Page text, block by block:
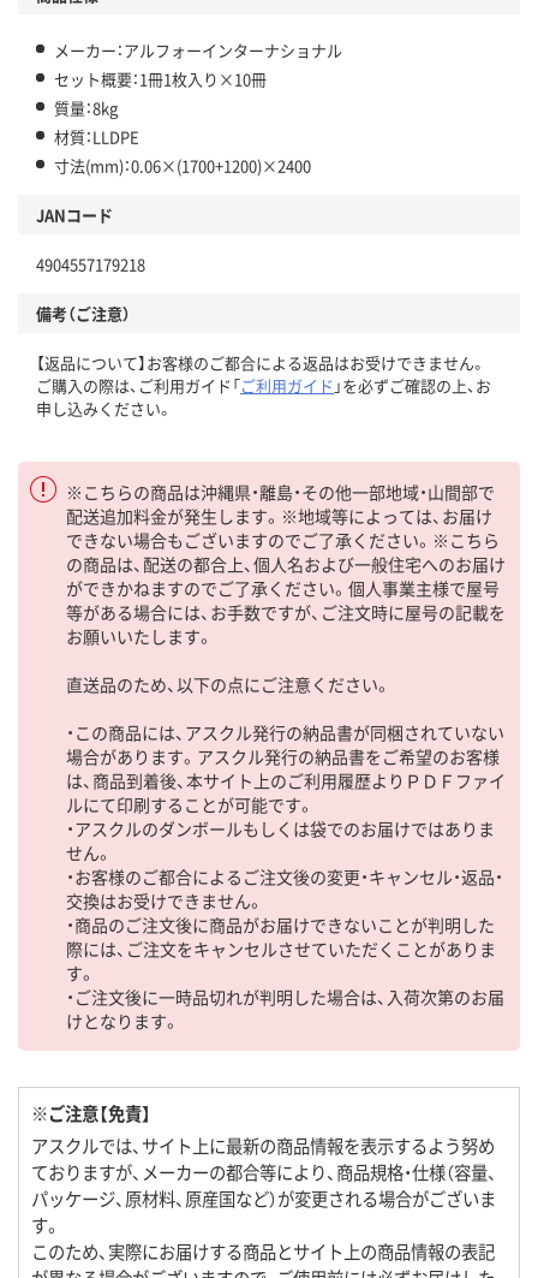
メーカー：アルフォーインターナショナル
セット概要：1冊1枚入り×10冊
質量：8kg
材質：LLDPE
寸法(mm)：0.06×(1700+1200)×2400
JANコード
4904557179218
備考（ご注意）
【返品について】お客様のご都合による返品はお受けできません。
ご購入の際は、ご利用ガイド「ご利用ガイド 」を必ずご確認の上、お
申し込みください。
※こちらの商品は沖縄県・離島・その他一部地域・山間部で
配送追加料金が発生します。※地域等によっては、お届け
できない場合もございますのでご了承ください。※こちら
の商品は、配送の都合上、個人名および一般住宅へのお届け
ができかねますのでご了承ください。個人事業主様で屋号
等がある場合には、お手数ですが、ご注文時に屋号の記載を
お願いいたします。
直送品のため、以下の点にご注意ください。
・この商品には、アスクル発行の納品書が同梱されていない
場合があります。アスクル発行の納品書をご希望のお客様
は、商品到着後、本サイト上のご利用履歴よりＰＤＦファイ
ルにて印刷することが可能です。
・アスクルのダンボールもしくは袋でのお届けではありま
せん。
・お客様のご都合によるご注文後の変更・キャンセル・返品・
交換はお受けできません。
・商品のご注文後に商品がお届けできないことが判明した
際には、ご注文をキャンセルさせていただくことがありま
す。
・ご注文後に一時品切れが判明した場合は、入荷次第のお届
けとなります。
※ご注意【免責】
アスクルでは、サイト上に最新の商品情報を表示するよう努め
ておりますが、メーカーの都合等により、商品規格・仕様（容量、
パッケージ、原材料、原産国など）が変更される場合がございま
す。
このため、実際にお届けする商品とサイト上の商品情報の表記